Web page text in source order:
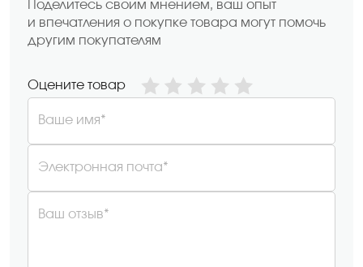
Поделитесь своим мнением, ваш опыт
и впечатления о покупке товара могут помочь
другим покупателям
Оцените товар
Ваше имя*
Электронная почта*
Ваш отзыв*